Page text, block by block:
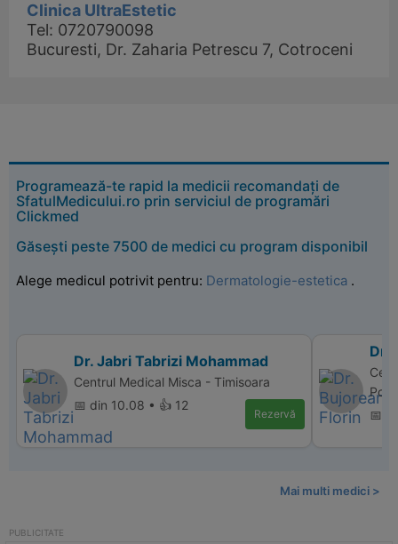
Clinica UltraEstetic
Tel: 0720790098
Bucuresti, Dr. Zaharia Petrescu 7, Cotroceni
Programează-te rapid la medicii recomandați de
SfatulMedicului.ro prin serviciul de programări
Clickmed
Găsești peste 7500 de medici cu program disponibil
Alege medicul potrivit pentru: Dermatologie-estetica .
Dr. Jabri Tabrizi Mohammad
Centrul Medical Misca - Timisoara
📅 din 10.08 • 👍 12
Rezervă
Dr.
📅
Mai multi medici >